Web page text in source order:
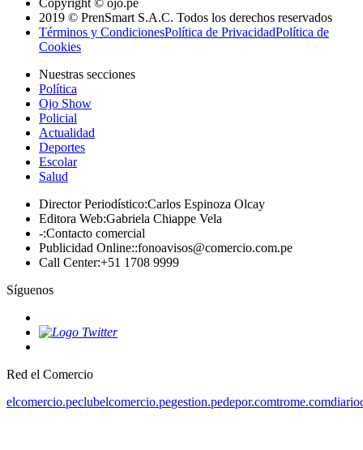
Copyright © ojo.pe
2019 © PrenSmart S.A.C. Todos los derechos reservados
Términos y CondicionesPolítica de PrivacidadPolítica de
Cookies
Nuestras secciones
Política
Ojo Show
Policial
Actualidad
Deportes
Escolar
Salud
Director Periodístico:Carlos Espinoza Olcay
Editora Web:Gabriela Chiappe Vela
-:Contacto comercial
Publicidad Online::fonoavisos@comercio.com.pe
Call Center:+51 1708 9999
Síguenos
Red el Comercio
elcomercio.peclubelcomercio.pegestion.pedepor.comtrome.com